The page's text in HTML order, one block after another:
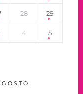
28 29
4 5